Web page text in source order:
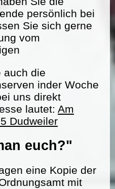
persönlich bei
Sie sich gerne
vom
auch die
inder Woche
uns direkt
lautet: Am
Dudweiler
euch?"
eine Kopie der
mit